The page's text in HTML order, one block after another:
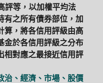
評等，以加權平均法
有之所有債券部位，加
算，將各信用評級由高
金於各信用評級之分布
相對應之最接近信用評
治、經濟、市場、股價